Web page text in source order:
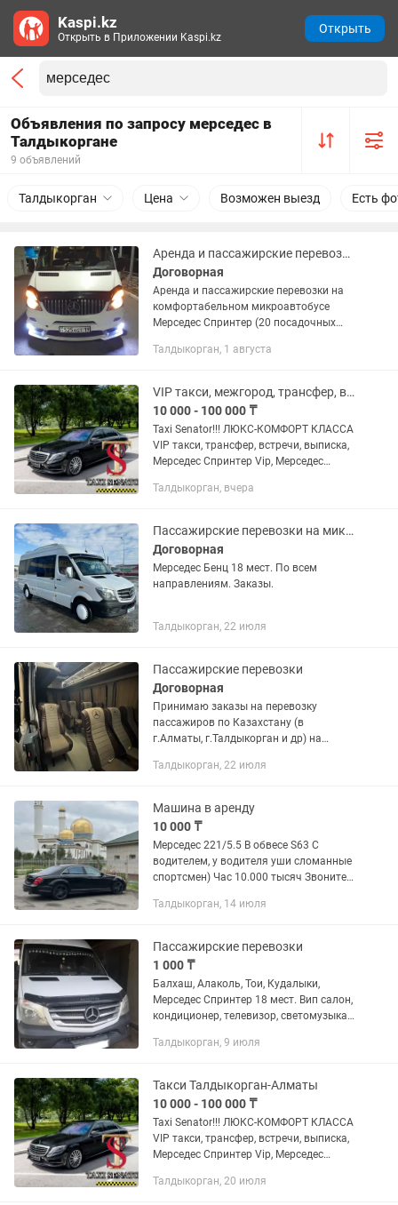
Объявления по запросу мерседес в
Талдыкоргане
9 объявлений
Талдыкорган Цена Возможен выезд Есть
Аренда и пассажирские перевозки на Мерседес Спринтере
Договорная
Аренда и пассажирские перевозки на
комфортабельном микроавтобусе
Мерседес Спринтер (20 посадочных
прокуренный. Сиденья мягкие и
Талдыкорган, 1 августа
VIP такси, межгород, трансфер, выписка, Спринтер Vip, Мерседес W222.
10 000 - 100 000 ₸
Taxi Senator!!! ЛЮКС-КОМФОРТ КЛАССА
VIP такси, трансфер, встречи, выписка,
Мерседес Спринтер Vip, Мерседес
MERCEDES W222.
ОФИЦИАЛЬНОЕ...
Талдыкорган, вчера
Пассажирские перевозки на микроавтобусе Балхаш Алаколь Капчагай.
Договорная
Мерседес Бенц 18 мест. По всем
направлениям. Заказы.
Талдыкорган, 22 июля
Пассажирские перевозки
Договорная
Принимаю заказы на перевозку
пассажиров по Казахстану (в
г.Алматы, г.Талдыкорган и др) на
мест,и 18 мест 20 мест
Талдыкорган, 22 июля
Машина в аренду
10 000 ₸
Мерседес 221/5.5 В обвесе S63 С
водителем, у водителя уши сломанные
спортсмен) Час 10.000 тысяч Звоните
Талдыкорган, 14 июля
Пассажирские перевозки
1 000 ₸
Балхаш, Алаколь, Тои, Кудалыки,
Мерседес Спринтер 18 мест. Вип салон,
кондиционер, телевизор, светомузыка.
Талдыкорган, 9 июля
Такси Талдыкорган-Алматы
10 000 - 100 000 ₸
Taxi Senator!!! ЛЮКС-КОМФОРТ КЛАССА
VIP такси, трансфер, встречи, выписка,
Мерседес Спринтер Vip, Мерседес
MERCEDES W222.
Талдыкорган, 20 июля
Kaspi.kz
Открыть в Приложении Kaspi.kz
Открыть